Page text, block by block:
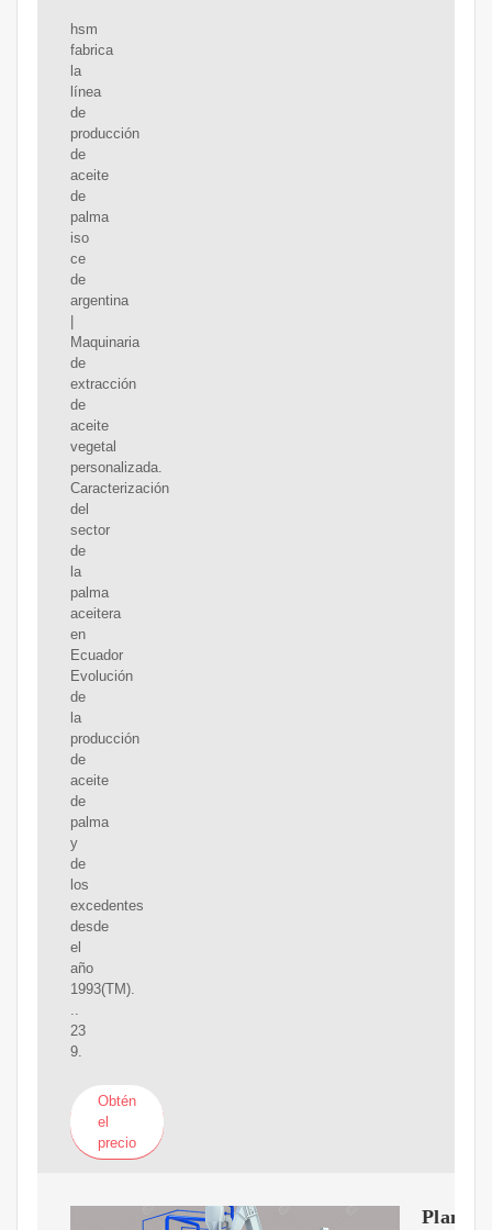
hsm
fabrica
la
línea
de
producción
de
aceite
de
palma
iso
ce
de
argentina
Maquinaria
de
extracción
de
aceite
vegetal
personalizada.
Caracterización
del
sector
de
la
palma
aceitera
en
Ecuador
Evolución
de
la
producción
de
aceite
de
palma
y
de
los
excedentes
desde
el
año
1993(TM).
..
23
9.
Obtén
el
precio
Planta